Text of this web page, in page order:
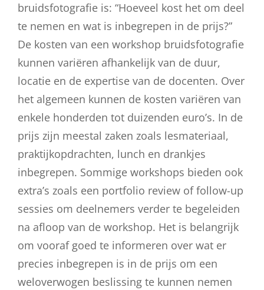
bruidsfotografie is: “Hoeveel kost het om deel
te nemen en wat is inbegrepen in de prijs?”
De kosten van een workshop bruidsfotografie
kunnen variëren afhankelijk van de duur,
locatie en de expertise van de docenten. Over
het algemeen kunnen de kosten variëren van
enkele honderden tot duizenden euro’s. In de
prijs zijn meestal zaken zoals lesmateriaal,
praktijkopdrachten, lunch en drankjes
inbegrepen. Sommige workshops bieden ook
extra’s zoals een portfolio review of follow-up
sessies om deelnemers verder te begeleiden
na afloop van de workshop. Het is belangrijk
om vooraf goed te informeren over wat er
precies inbegrepen is in de prijs om een
weloverwogen beslissing te kunnen nemen